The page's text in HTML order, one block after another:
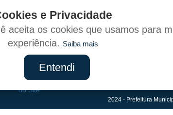
Mapa
do Site
2024 - Prefeitura
e Privacidade
aceita os cookies que usamos para
experiência. Saiba mais
Entendi